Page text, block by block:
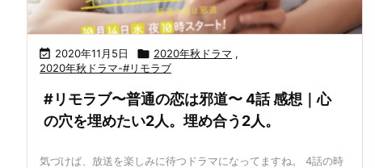
 2020年11月5日  2020年秋ドラマ ,
2020年秋ドラマ-#リモラブ
#リモラブ〜普通の恋は邪道〜 4話 感想｜心
の穴を埋めたい2人。埋め合う2人。
気づけば、放送を楽しみに待つドラマになってますね。 4話の時